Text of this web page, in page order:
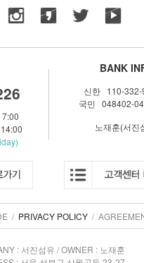
BANK
신한 110-332-
국민 048402-
노재훈(서진
/ PRIVACY POLICY /
: 서진섬유 / OWNER : 노재훈